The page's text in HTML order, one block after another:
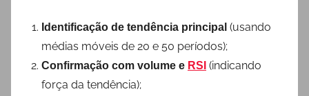
Identificação de tendência principal (usando
médias móveis de 20 e 50 períodos);
Confirmação com volume e RSI (indicando
força da tendência);